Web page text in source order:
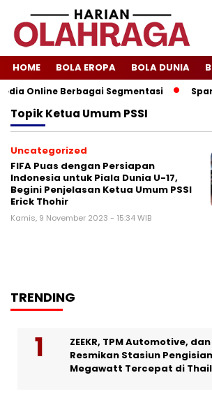
HOME BOLA EROPA BOLA DUNIA
Online Berbagai Segmentasi
TopikKetua Umum PSSI
Uncategorized
FIFA Puas dengan Persiapan
Indonesia untuk Piala Dunia U-17,
Begini Penjelasan Ketua Umum PSSI
Erick Thohir
Kamis, 9 November 2023 - 15:34 WIB
TRENDING
ZEEKR, TPM Automotive, dan
Resmikan Stasiun
Megawatt Tercepat di